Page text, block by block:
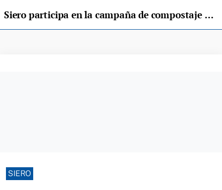
Siero participa en la campaña de compostaje doméstico de Cogersa
SIERO